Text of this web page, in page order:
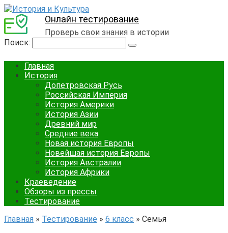
Онлайн тестирование
Проверь свои знания в истории
Поиск:
Главная
История
Допетровская Русь
Российская Империя
История Америки
История Азии
Древний мир
Средние века
Новая история Европы
Новейшая история Европы
История Австралии
История Африки
Краеведение
Обзоры из прессы
Тестирование
Главная » Тестирование » 6 класс » Семья